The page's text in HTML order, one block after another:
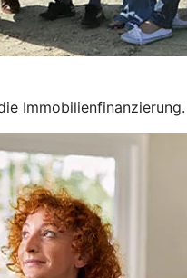
Immobilienfinanzierung.